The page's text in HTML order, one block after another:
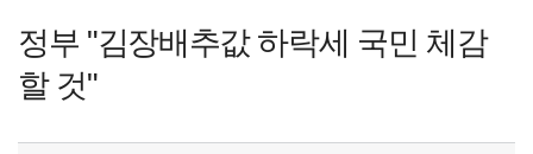
정부 "김장배추값 하락세 국민 체감
할 것"